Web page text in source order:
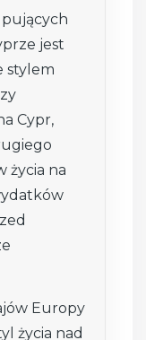
jest
stylem
Cypr,
życia na
Europy
życia nad